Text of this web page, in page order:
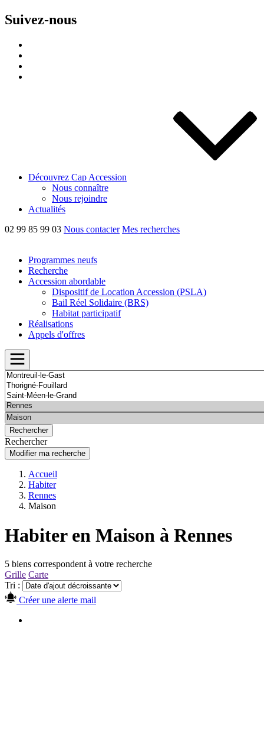
Suivez-nous
Découvrez Cap Accession
Nous connaître
Nous rejoindre
Actualités
02 99 85 99 03 Nous contacter Mes recherches
Programmes neufs
Recherche
Accession abordable
Dispositif de Location Accession (PSLA)
Bail Réel Solidaire (BRS)
Habitat participatif
Réalisations
Appels d'offres
Rechercher
Modifier ma recherche
Accueil
Habiter
Rennes
Maison
Habiter en Maison à Rennes
5 biens correspondent à votre recherche
Grille Carte
Tri :
Créer une alerte mail